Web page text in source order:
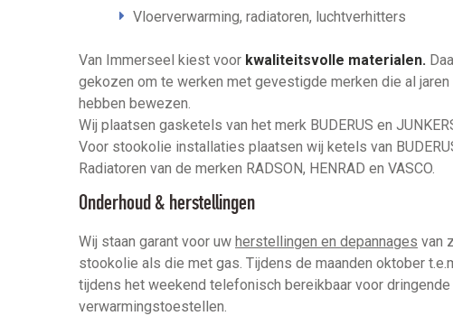
Vloerverwarming, radiatoren, luchtverhitters
Van Immerseel kiest voor kwaliteitsvolle materialen.
gekozen om te werken met gevestigde merken die al jaren
hebben bewezen.
Wij plaatsen gasketels van het merk BUDERUS en
Voor stookolie installaties plaatsen wij ketels van
Radiatoren van de merken RADSON, HENRAD en VASCO.
Onderhoud & herstellingen
Wij staan garant voor uw herstellingen en depannages van
stookolie als die met gas. Tijdens de maanden oktober
tijdens het weekend telefonisch bereikbaar voor
verwarmingstoestellen.